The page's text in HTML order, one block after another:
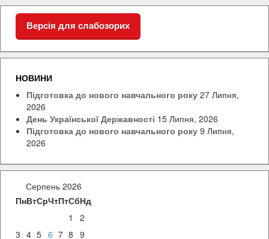
Версія для слабозорих
НОВИНИ
Підготовка до нового навчального року 27 Липня,
2026
День Української Державності 15 Липня, 2026
Підготовка до нового навчального року 9 Липня,
2026
Серпень 2026
ПнВтСрЧтПтСбНд
1
2
3 4 5 6 7 8 9